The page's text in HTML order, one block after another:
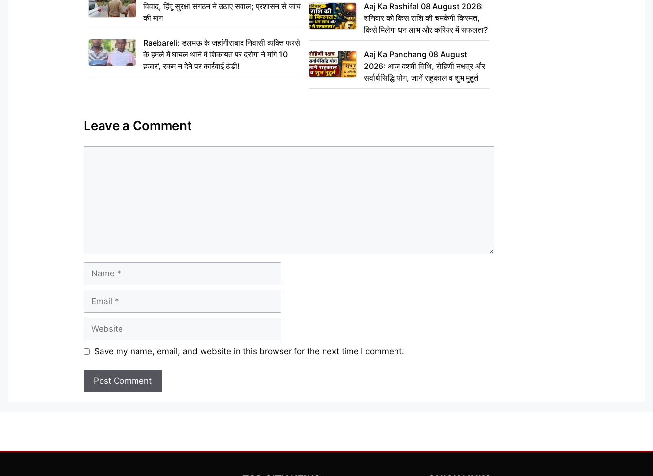
विवाद, हिंदू सुरक्षा संगठन ने उठाए सवाल; प्रशासन से जांच
की मांग
Raebareli: डलमऊ के जहांगीराबाद निवासी व्यक्ति फरसे
के हमले में घायल थाने में शिकायत पर दरोगा ने मांगे 10
हजार’, रकम न देने पर कार्रवाई ठंडी!
Aaj Ka Rashifal 08 August 2026:
शनिवार को किस राशि की चमकेगी किस्मत,
किसे मिलेगा धन लाभ और करियर में सफलता?
Aaj Ka Panchang 08 August
2026: आज दशमी तिथि, रोहिणी नक्षत्र और
सर्वार्थसिद्धि योग, जानें राहुकाल व शुभ मुहूर्त
Leave a Comment
Save my name, email, and website in this browser for the next time I comment.